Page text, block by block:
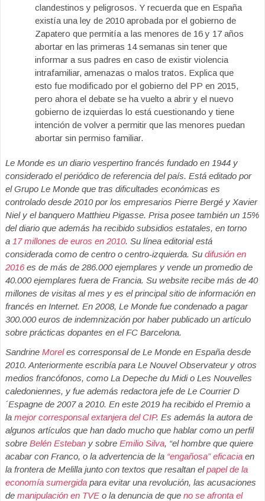
clandestinos y peligrosos. Y recuerda que en España
existía una ley de 2010 aprobada por el gobierno de
Zapatero que permitía a las menores de 16 y 17 años
abortar en las primeras 14 semanas sin tener que
informar a sus padres en caso de existir violencia
intrafamiliar, amenazas o malos tratos. Explica que
esto fue modificado por el gobierno del PP en 2015,
pero ahora el debate se ha vuelto a abrir y el nuevo
gobierno de izquierdas lo está cuestionando y tiene
intención de volver a permitir que las menores puedan
abortar sin permiso familiar.
Le Monde es un diario vespertino francés fundado en 1944 y
considerado el periódico de referencia del país. Está editado por
el Grupo Le Monde que tras dificultades económicas es
controlado desde 2010 por los empresarios Pierre Bergé y Xavier
Niely el banquero Matthieu Pigasse. Prisa posee también un 15%
del diario que además ha recibido subsidios estatales, en torno
a 17 millones de euros en 2010. Su línea editorial está
considerada como de centro o centro-izquierda. Su difusión en
2016es de más de 286.000 ejemplares y vende un promedio de
40.000 ejemplares fuera de Francia. Su website recibe más de 40
millones de visitas al mes y es el principal sitio de información en
francés en Internet. En 2008, Le Monde fue condenado a pagar
300.000 euros de indemnización por haber publicado un artículo
sobre prácticas dopantes en el FC Barcelona.
Sandrine Moreles corresponsal de Le Monde en España desde
2010. Anteriormente escribía para Le Nouvel Observateur y otros
medios francófonos, como La Depeche du Midi o Les Nouvelles
caledoniennes, y fue además redactora jefe de Le Courrier D
´Espagne de 2007 a 2010. En este 2019 ha recibido el Premio a
la mejor corresponsal extanjera del CIP. Es además la autora de
algunos artículos que han dado mucho que hablar como un perfil
sobre Belén Esteban y sobre Emilio Silva, “el hombre que quiere
acabar con Franco, o la advertencia de la “engañosa” eficacia en
la frontera de Melilla junto con textos que resaltan elpapel de la
economía sumergida para evitar una revolución, las acusaciones
de manipulación en TVE o la denuncia de que no se afronta el